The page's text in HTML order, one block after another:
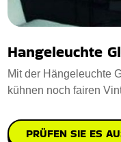
Hangeleuchte
Mit der Hängeleuchte
kühnen noch fairen
PRÜFEN SIE ES